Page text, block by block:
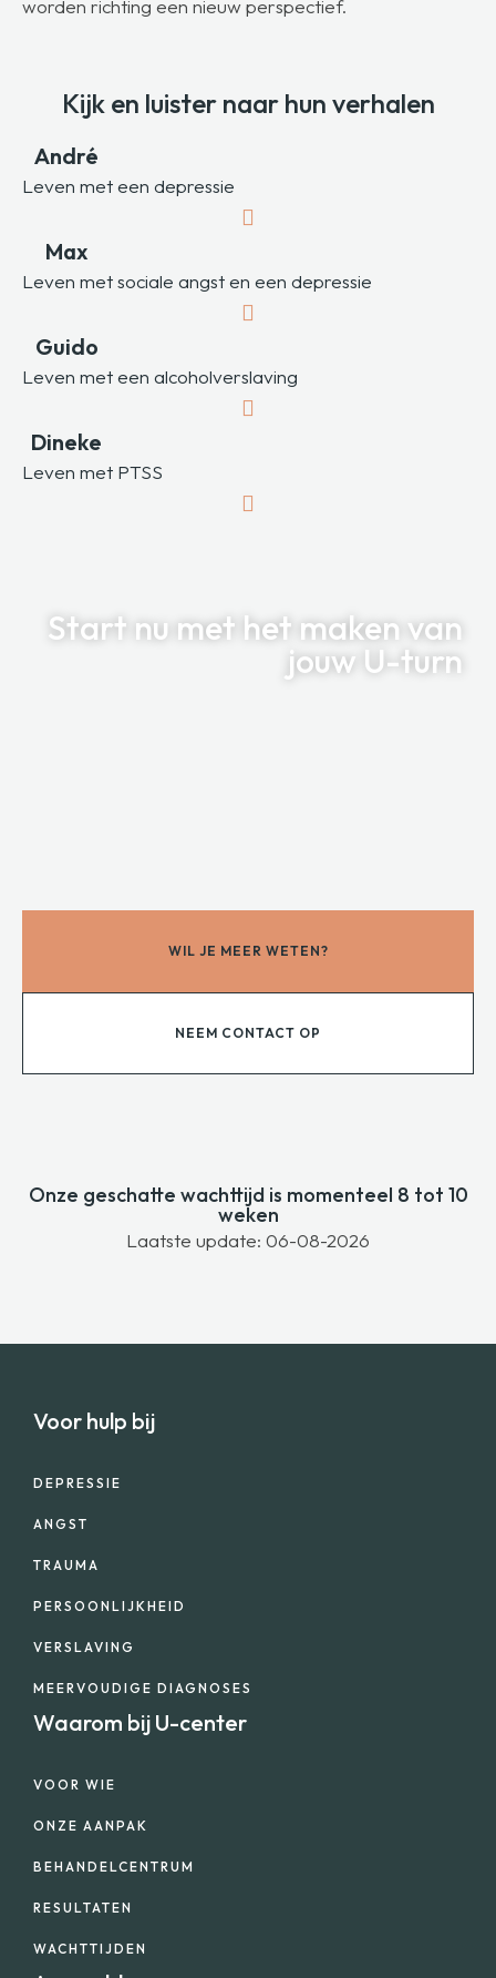
worden richting een nieuw perspectief.
Kijk en luister naar hun verhalen
André
Leven met een depressie
Max
Leven met sociale angst en een depressie
Guido
Leven met een alcoholverslaving
Dineke
Leven met PTSS
Start nu met het maken van
jouw U-turn
WIL JE MEER WETEN?
NEEM CONTACT OP
Onze geschatte wachttijd is momenteel 8 tot 10
weken
Laatste update: 06-08-2026
Voor hulp bij
DEPRESSIE
ANGST
TRAUMA
PERSOONLIJKHEID
VERSLAVING
MEERVOUDIGE DIAGNOSES
Waarom bij U-center
VOOR WIE
ONZE AANPAK
BEHANDELCENTRUM
RESULTATEN
WACHTTIJDEN